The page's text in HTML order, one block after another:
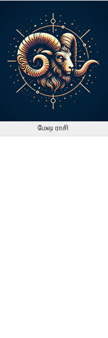
மேஷ ராசி